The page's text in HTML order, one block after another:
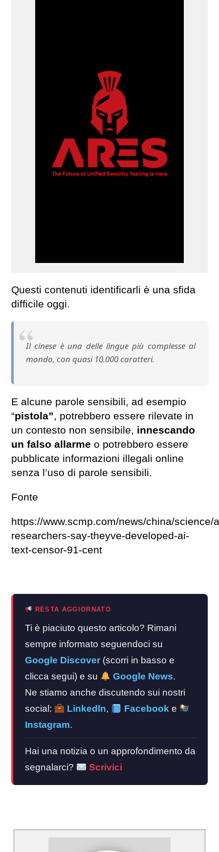
Questi contenuti identificarli è una sfida
difficile oggi.
Il cinese è una delle lingue più complesse al
mondo, con quasi 10.000 caratteri.
E alcune parole sensibili, ad esempio
“pistola”, potrebbero essere rilevate in
un contesto non sensibile, innescando
un falso allarme o potrebbero essere
pubblicate informazioni illegali online
senza l’uso di parole sensibili.
Fonte
https://www.scmp.com/news/china/science/
researchers-say-theyve-developed-ai-
text-censor-91-cent
RESTA AGGIORNATO
Ti è piaciuto questo articolo? Rimani
sempre informato seguendoci su
Google Discover (scorri in basso e
clicca segui) e su
Google News.
Ne stiamo anche discutendo sui nostri
social:
LinkedIn, Facebooke
Instagram.
Hai una notizia o un approfondimento da
segnalarci?
Scrivici